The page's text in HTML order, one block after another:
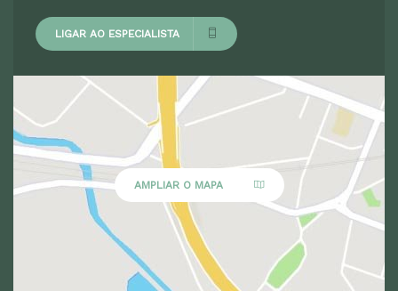
LIGAR AO ESPECIALISTA
AMPLIAR O MAPA